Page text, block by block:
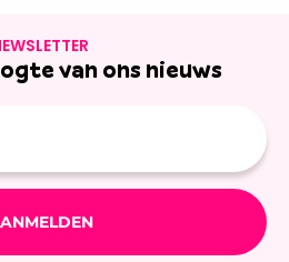
van ons nieuws